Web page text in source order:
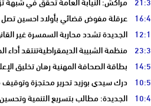
عرقلة مفوض قضائي بأولاد احسين تصل
الجديدة تشدد محاربة السمسرة غير
منظمة الشبيبة الديمقراطيةتنتقد أداء
بطاقة الصحافة المهنية رهان تخليق
درك سيدي بوزيد تحرير محتجزة
الجديدة: مطالب بتسريع التنمية